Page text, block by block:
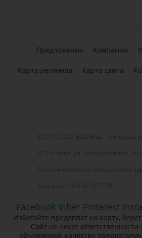
Предложения Компании
Карта регионов Карта сайта
Facebook Viber Pinterest
Избегайте предоплат на карту,
Сайт не несет
объявлений, качество